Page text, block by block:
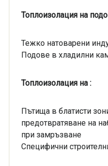
Топлоизолация на
Тежко натоварени
Подове в хладилни
Топлоизолация на :
Пътища в блатисти
предотвратяване на
при замръзване
Специфични